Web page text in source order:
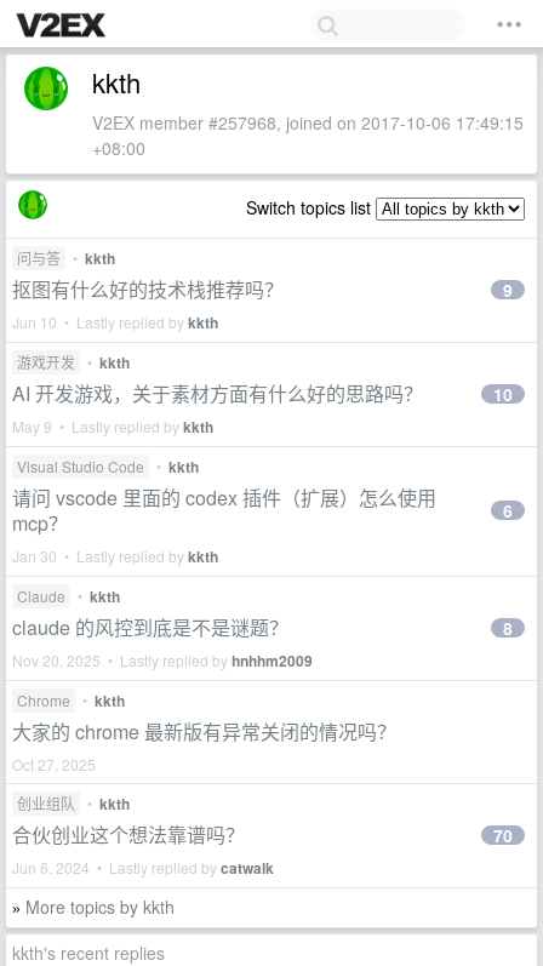
kkth
V2EX member #257968, joined on 2017-10-06 17:49:15
+08:00
Switch topics list
问与答 • kkth
抠图有什么好的技术栈推荐吗？
Jun 10 • Lastly replied bykkth
9
游戏开发 • kkth
AI 开发游戏，关于素材方面有什么好的思路吗？
May 9 • Lastly replied bykkth
10
Visual Studio Code • kkth
请问 vscode 里面的 codex 插件（扩展）怎么使用
mcp？
Jan 30 • Lastly replied bykkth
6
Claude • kkth
claude 的风控到底是不是谜题？
Nov 20, 2025 • Lastly replied byhnhhm2009
8
Chrome • kkth
大家的 chrome 最新版有异常关闭的情况吗？
Oct 27, 2025
创业组队
• kkth
合伙创业这个想法靠谱吗？
Jun 6, 2024 • Lastly replied bycatwalk
70
» More topics by kkth
kkth's recent replies